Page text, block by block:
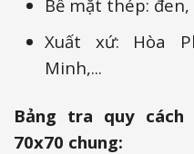
Bề mặt thép:
Xuất xứ: Hòa
Minh,...
Bảng tra quy
70x70 chung: